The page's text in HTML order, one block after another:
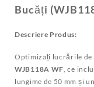
Bucăți
Descriere Produs:
Optimizați lucrările de
WJB118A WF, ce
lungime de 50 mm și